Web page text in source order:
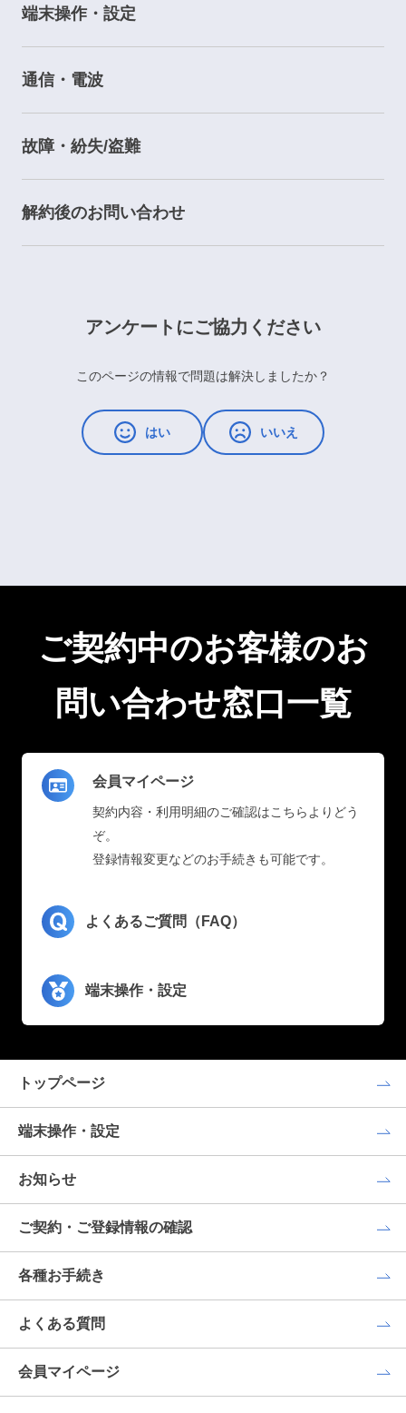
端末操作・設定
通信・電波
故障・紛失/盗難
解約後のお問い合わせ
アンケートにご協力ください
このページの情報で問題は解決しましたか？
はい いいえ
ご契約中のお客様のお
問い合わせ窓口一覧
会員マイページ
契約内容・利用明細のご確認はこちらよりどう
ぞ。
登録情報変更などのお手続きも可能です。
よくあるご質問（FAQ）
端末操作・設定
トップページ
端末操作・設定
お知らせ
ご契約・ご登録情報の確認
各種お手続き
よくある質問
会員マイページ